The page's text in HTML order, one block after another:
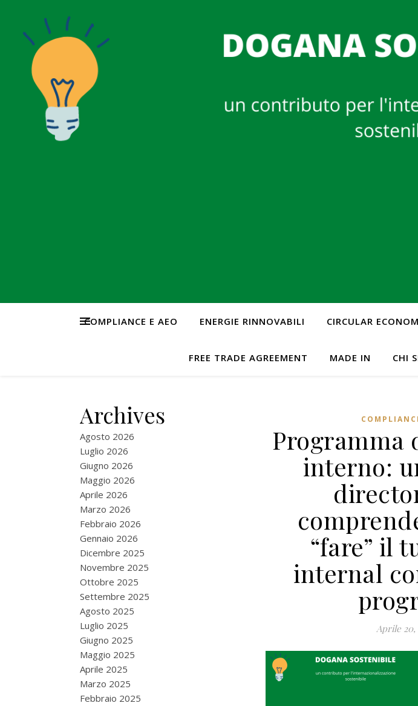
COMPLIANCE E AEO ENERGIE RINNOVABILI CIRCULAR
FREE TRADE AGREEMENT MADE IN CHI
Archives
Agosto 2026
Luglio 2026
Giugno 2026
Maggio 2026
Aprile 2026
Marzo 2026
Febbraio 2026
Gennaio 2026
Dicembre 2025
Novembre 2025
Ottobre 2025
Settembre 2025
Agosto 2025
Luglio 2025
Giugno 2025
Maggio 2025
Aprile 2025
Marzo 2025
Febbraio 2025
Programma
interno:
“fare” il
internal
Aprile 20,